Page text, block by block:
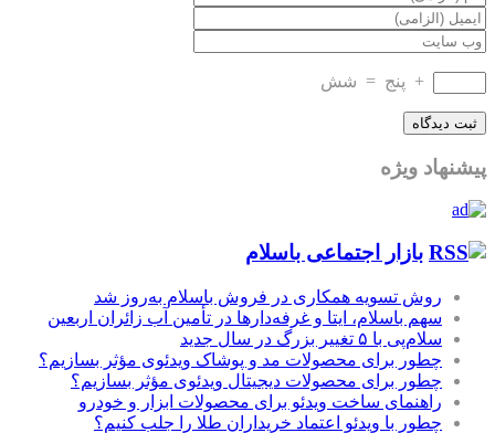
+ پنج = شش
پیشنهاد ویژه
بازار اجتماعی باسلام
روش تسویه همکاری در فروش باسلام به‌روز شد
سهم باسلام، ایتا و غرفه‌دارها در تأمین آب زائران اربعین
سلام‌پی با ۵ تغییر بزرگ در سال جدید
چطور برای محصولات مد و پوشاک ویدئوی مؤثر بسازیم؟
چطور برای محصولات دیجیتال ویدئوی مؤثر بسازیم؟
راهنمای ساخت ویدئو برای محصولات ابزار و خودرو
چطور با ویدئو اعتماد خریداران طلا را جلب کنیم؟